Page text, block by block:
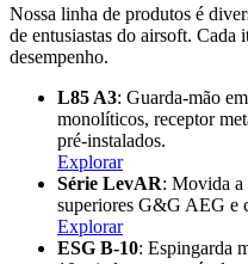
Nossa linha de produtos é
de entusiastas do airsoft.
desempenho.
L85 A3: Guarda-mão
monolíticos, receptor
pré-instalados.
Explorar
Série LevAR: Movida a
superiores G&G AEG e
Explorar
ESG B-10: Espingarda